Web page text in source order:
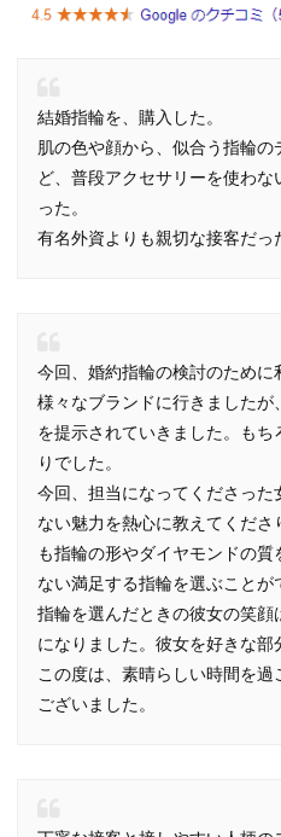
結婚指輪を、購入した。
肌の色や顔から、似合う指輪
ど、普段アクセサリーを使わ
った。
有名外資よりも親切な接客だっ
今回、婚約指輪の検討のために
様々なブランドに行きました
を提示されていきました。も
りでした。
今回、担当になってくださっ
ない魅力を熱心に教えてくだ
も指輪の形やダイヤモンドの
ない満足する指輪を選ぶことが
指輪を選んだときの彼女の笑顔
になりました。彼女を好きな部
この度は、素晴らしい時間を
ございました。